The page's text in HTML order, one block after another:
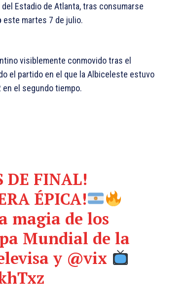
Estadio de Atlanta, tras consumarse
este martes 7 de julio.
visiblemente conmovido tras el
el partido en el que la Albiceleste estuvo
el segundo tiempo.
DE FINAL!
ÉPICA!
magia de los
Mundial de la
y @vix